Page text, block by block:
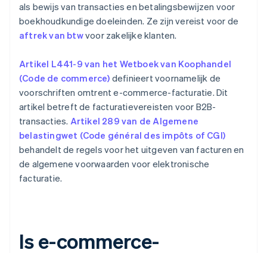
als bewijs van transacties en betalingsbewijzen voor
boekhoudkundige doeleinden. Ze zijn vereist voor de
aftrek van btwvoor zakelijke klanten.
Artikel L441-9 van het Wetboek van Koophandel
(Code de commerce) definieert voornamelijk de
voorschriften omtrent e-commerce-facturatie. Dit
artikel betreft de facturatievereisten voor B2B-
transacties. Artikel 289 van de Algemene
belastingwet (Code général des impôts of CGI)
behandelt de regels voor het uitgeven van facturen en
de algemene voorwaarden voor elektronische
facturatie.
Is e-commerce-